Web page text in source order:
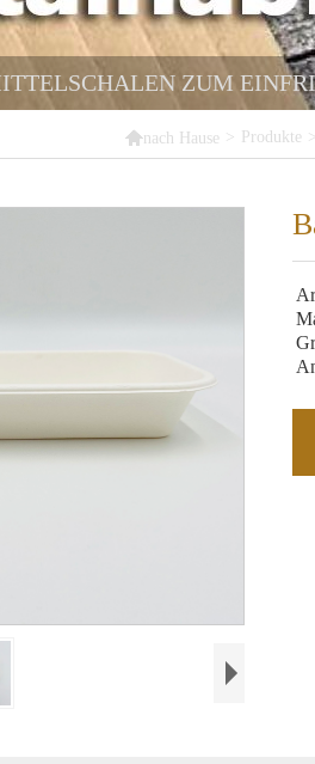
ZUM
nach Hause > Produkte